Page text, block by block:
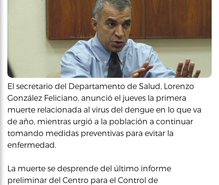
El secretario del Departamento de Salud, Lorenzo
González Feliciano, anunció el jueves la primera
muerte relacionada al virus del dengue en lo que va
de año, mientras urgió a la población a continuar
tomando medidas preventivas para evitar la
enfermedad.
La muerte se desprende del último informe
preliminar del Centro para el Control de